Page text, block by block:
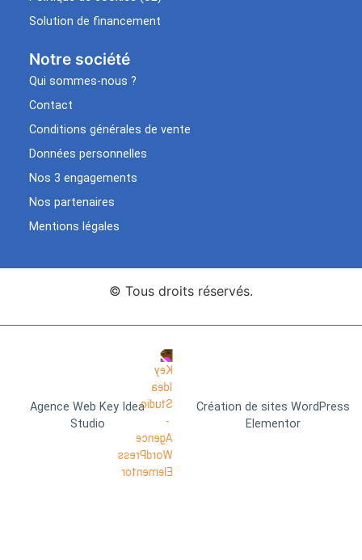
Solution de financement
Notre société
Qui sommes-nous ?
Contact
Conditions générales de vente
Données personnelles
Nos 3 engagements
Nos partenaires
Mentions légales
© Tous droits réservés.
Agence Web Key Idea
Studio
Création de sites WordPress
Elementor